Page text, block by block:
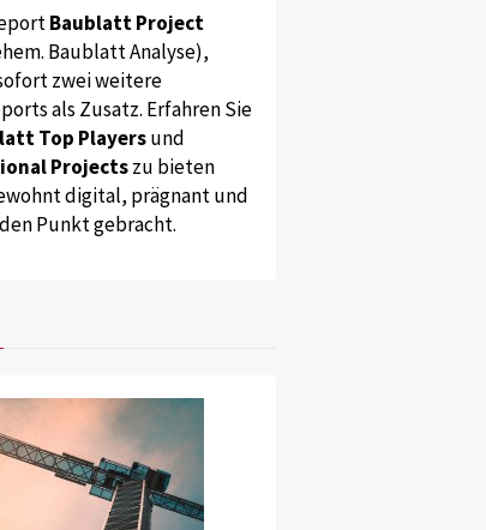
Baublatt Project
Baublatt Analyse),
zwei weitere
als Zusatz. Erfahren Sie
Top Playersund
Projectszu bieten
digital, prägnant und
Punkt gebracht.